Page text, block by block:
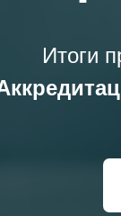
Итоги